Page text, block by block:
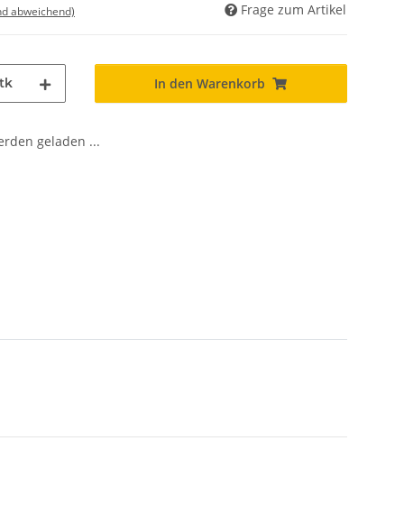
abweichend) Frage zum Artikel
In den Warenkorb
geladen ...